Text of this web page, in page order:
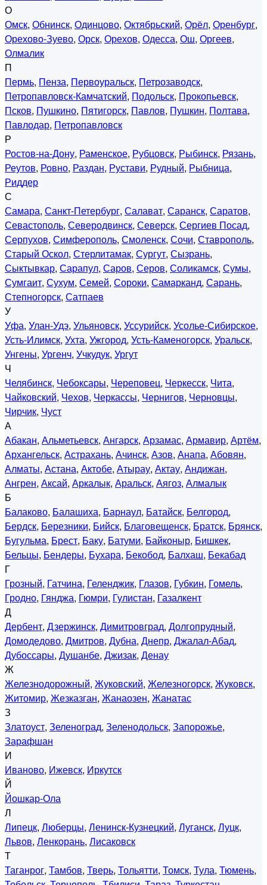
О
Омск, Обнинск, Одинцово, Октябрьский, Орёл, Оренбург,
Орехово-Зуево, Орск, Орехов, Одесса, Ош, Оргеев,
Олмалик
П
Пермь, Пенза, Первоуральск, Петрозаводск,
Петропавловск-Камчатский, Подольск, Прокопьевск,
Псков, Пушкино, Пятигорск, Павлов, Пушкин, Полтава,
Павлодар, Петропавловск
Р
Ростов-на-Дону, Раменское, Рубцовск, Рыбинск, Рязань,
Реутов, Ровно, Раздан, Рустави, Рудный, Рыбница,
Риддер
С
Самара, Санкт-Петербург, Салават, Саранск, Саратов,
Севастополь, Северодвинск, Северск, Сергиев Посад,
Серпухов, Симферополь, Смоленск, Сочи, Ставрополь,
Старый Оскол, Стерлитамак, Сургут, Сызрань,
Сыктывкар, Сарапул, Саров, Серов, Соликамск, Сумы,
Сумгаит, Сухум, Семей, Сороки, Самарканд, Сарань,
Степногорск, Сатпаев
У
Уфа, Улан-Удэ, Ульяновск, Уссурийск, Усолье-Сибирское,
Усть-Илимск, Ухта, Ужгород, Усть-Каменогорск, Уральск,
Унгены, Ургенч, Учкудук, Ургут
Ч
Челябинск, Чебоксары, Череповец, Черкесск, Чита,
Чайковский, Чехов, Черкассы, Чернигов, Черновцы,
Чирчик, Чуст
А
Абакан, Альметьевск, Ангарск, Арзамас, Армавир, Артём,
Архангельск, Астрахань, Ачинск, Азов, Анапа, Абовян,
Алматы, Астана, Актобе, Атырау, Актау, Андижан,
Ангрен, Аксай, Аркалык, Аральск, Аягоз, Алмалык
Б
Балаково, Балашиха, Барнаул, Батайск, Белгород,
Бердск, Березники, Бийск, Благовещенск, Братск, Брянск,
Бугульма, Брест, Баку, Батуми, Байконыр, Бишкек,
Бельцы, Бендеры, Бухара, Бекобод, Балхаш, Бекабад
Г
Грозный, Гатчина, Геленджик, Глазов, Губкин, Гомель,
Гродно, Гянджа, Гюмри, Гулистан, Газалкент
Д
Дербент, Дзержинск, Димитровград, Долгопрудный,
Домодедово, Дмитров, Дубна, Днепр, Джалал-Абад,
Дубоссары, Душанбе, Джизак, Денау
Ж
Железнодорожный, Жуковский, Железногорск, Жуковск,
Житомир, Жезказган, Жанаозен, Жанатас
З
Златоуст, Зеленоград, Зеленодольск, Запорожье,
Зарафшан
И
Иваново, Ижевск, Иркутск
Й
Йошкар-Ола
Л
Липецк, Люберцы, Ленинск-Кузнецкий, Луганск, Луцк,
Львов, Ленкорань, Лисаковск
Т
Таганрог, Тамбов, Тверь, Тольятти, Томск, Тула, Тюмень,